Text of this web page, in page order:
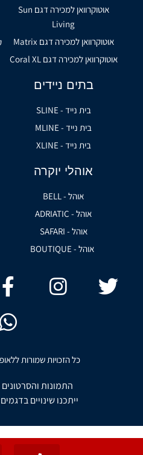
אוטוקרוואן למכירה דגם Sun
Living
אוטוקרוואן למכירה דגם Matrix
אוטוקרוואן למכירה דגם Coral XL
בתים ניידים
בית נייד - SLINE
בית נייד - MLINE
בית נייד - XLINE
אוהלי יוקרה
אוהל - BELL
אוהל - ADRIATIC
אוהל - SAFARI
אוהל - BOUTIQUE
כל הזכויות שמורות
התמונות
ייתכנו שינויים